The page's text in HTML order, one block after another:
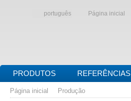
português Página inicial
PRODUTOS REFERÊNCIAS
Página inicial Produção